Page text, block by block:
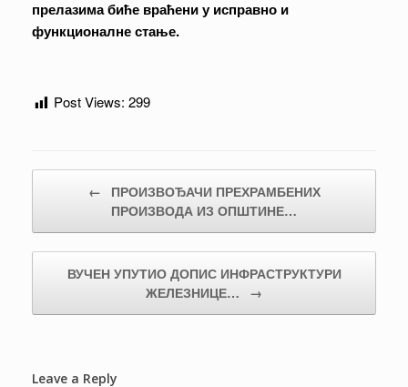
прелазима биће враћени у исправно и
функционалне стање.
Post Views: 299
←
ПРОИЗВОЂАЧИ ПРЕХРАМБЕНИХ
ПРОИЗВОДА ИЗ ОПШТИНЕ…
ВУЧЕН УПУТИО ДОПИС ИНФРАСТРУКТУРИ
ЖЕЛЕЗНИЦЕ…
→
Leave a Reply